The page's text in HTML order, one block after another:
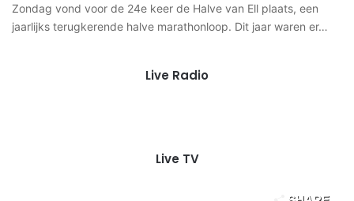
Zondag vond voor de 24e keer de Halve van Ell plaats, een
jaarlijks terugkerende halve marathonloop. Dit jaar waren er…
Live Radio
Live TV